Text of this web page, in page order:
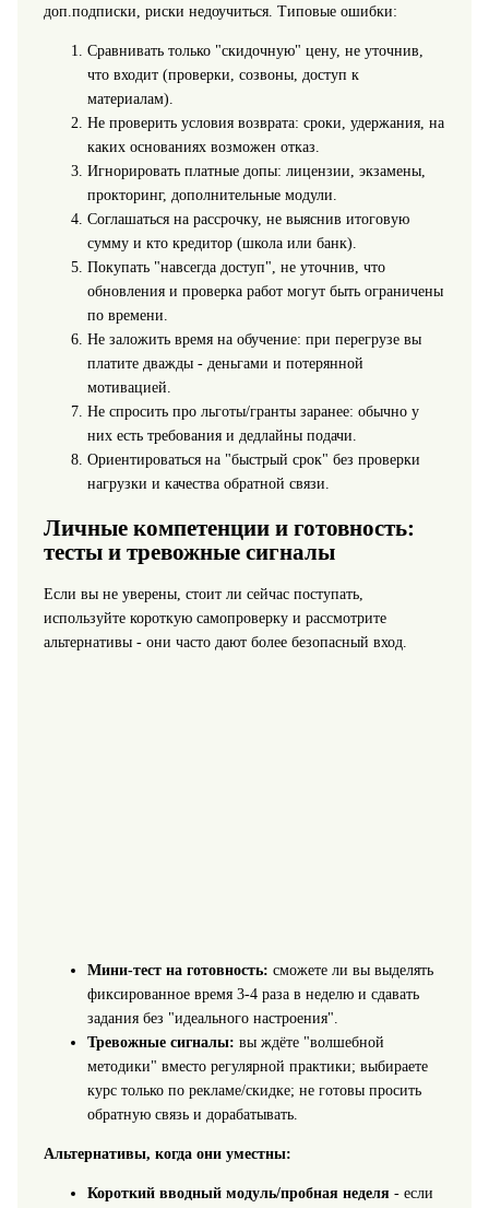
доп.подписки, риски недоучиться. Типовые ошибки:
Сравнивать только "скидочную" цену, не уточнив,
что входит (проверки, созвоны, доступ к
материалам).
Не проверить условия возврата: сроки, удержания, на
каких основаниях возможен отказ.
Игнорировать платные допы: лицензии, экзамены,
прокторинг, дополнительные модули.
Соглашаться на рассрочку, не выяснив итоговую
сумму и кто кредитор (школа или банк).
Покупать "навсегда доступ", не уточнив, что
обновления и проверка работ могут быть ограничены
по времени.
Не заложить время на обучение: при перегрузе вы
платите дважды - деньгами и потерянной
мотивацией.
Не спросить про льготы/гранты заранее: обычно у
них есть требования и дедлайны подачи.
Ориентироваться на "быстрый срок" без проверки
нагрузки и качества обратной связи.
Личные компетенции и готовность:
тесты и тревожные сигналы
Если вы не уверены, стоит ли сейчас поступать,
используйте короткую самопроверку и рассмотрите
альтернативы - они часто дают более безопасный вход.
Мини-тест на готовность: сможете ли вы выделять
фиксированное время 3-4 раза в неделю и сдавать
задания без "идеального настроения".
Тревожные сигналы: вы ждёте "волшебной
методики" вместо регулярной практики; выбираете
курс только по рекламе/скидке; не готовы просить
обратную связь и дорабатывать.
Альтернативы, когда они уместны:
Короткий вводный модуль/пробная неделя- если